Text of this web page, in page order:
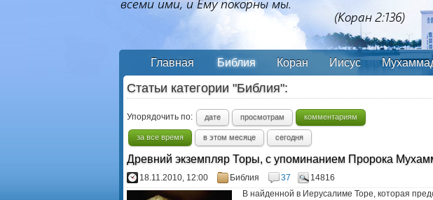
Главная Библия Коран Иисус
Статьи категории "Библия":
Упорядочить по: дате просмотрам комментариям
за все время в этом месяце сегодня
Древний экземпляр Торы, с упоминанием Пророка
18.11.2010, 12:00 Библия 37
14816
В найденной в Иерусалиме Торе, которая